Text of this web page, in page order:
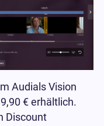
Audials Vision
€ erhältlich.
Discount